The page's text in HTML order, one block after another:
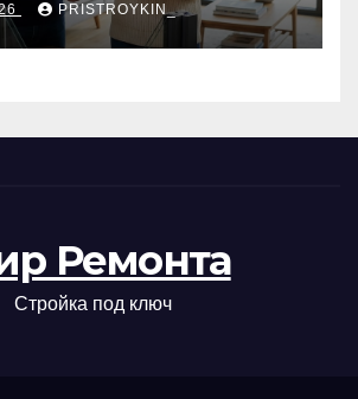
PRISTROYKIN_
Ремонта
Стройка под ключ